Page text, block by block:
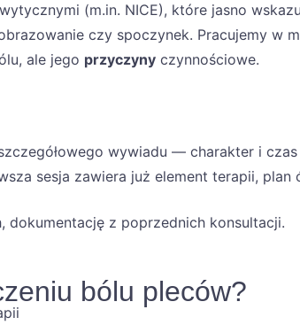
(m.in. NICE), które jasno
czy spoczynek. Pracujemy w
ale jego przyczyny czynnościowe.
wywiadu — charakter i
sesja zawiera już element terapii,
z poprzednich konsultacji.
bólu pleców?